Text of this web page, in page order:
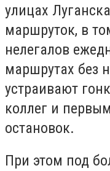
улицах
маршруток, в
нелегалов
маршрутах без
устраивают
коллег и
остановок.
При этом под